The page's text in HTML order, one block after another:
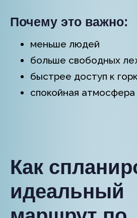
Почему это важно:
меньше людей
больше свободных
быстрее доступ к
спокойная
Как
идеальный